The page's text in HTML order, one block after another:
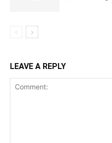
LEAVE A REPLY